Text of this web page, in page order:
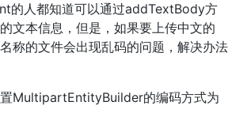
的人都知道可以通过addTextBody方
文本信息，但是，如果要上传中文的
称的文件会出现乱码的问题，解决办法
MultipartEntityBuilder的编码方式为